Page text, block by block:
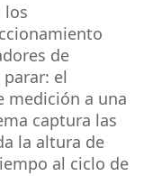
los
de
el
medición a una
captura las
la altura de
al ciclo de